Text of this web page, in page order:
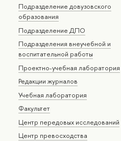
Подразделение довузовского
образования
Подразделение ДПО
Подразделения внеучебной и
воспитательной работы
Проектно-учебная лаборатория
Редакции журналов
Учебная лаборатория
Факультет
Центр передовых исследований
Центр превосходства